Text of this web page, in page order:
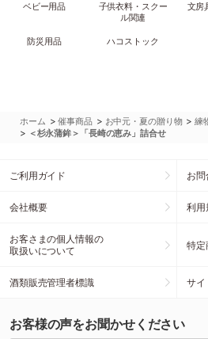
ベビー用品
子供衣料・スクー
ル関連
文房
防災用品 ハコストック
ホーム >催事商品 > お中元・夏の贈り物 >練
> ＜杉永蒲鉾＞「長崎の恵み」詰合せ
ご利用ガイド お問
会社概要 利用
お客さまの個人情報の
取扱いについて
特定
酒類販売管理者標識 サイ
お客様の声をお聞かせください